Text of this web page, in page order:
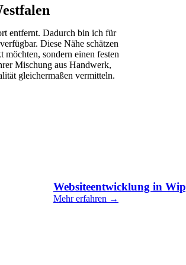
entfernt. Dadurch bin ich für
Diese Nähe schätzen
sondern einen festen
Mischung aus Handwerk,
gleichermaßen vermitteln.
Websiteentwicklung in
Mehr erfahren →